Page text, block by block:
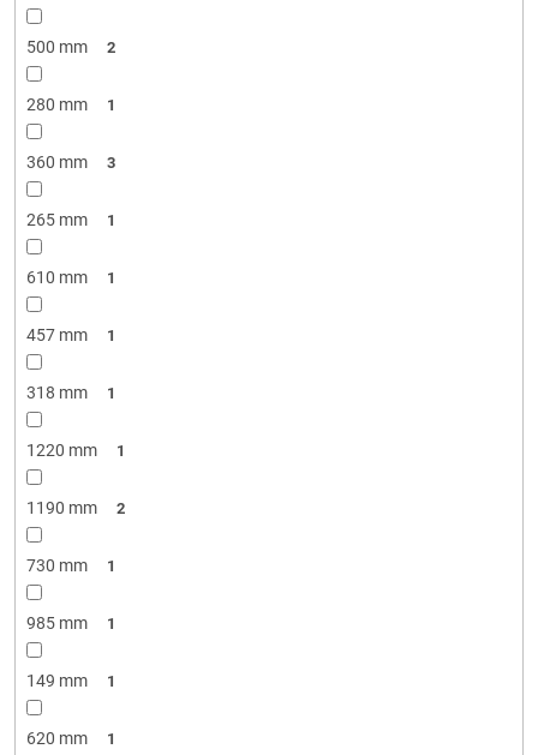
500 mm 2
280 mm 1
360 mm 3
265 mm 1
610 mm 1
457 mm 1
318 mm 1
1220 mm 1
1190 mm 2
730 mm 1
985 mm 1
149 mm 1
620 mm 1